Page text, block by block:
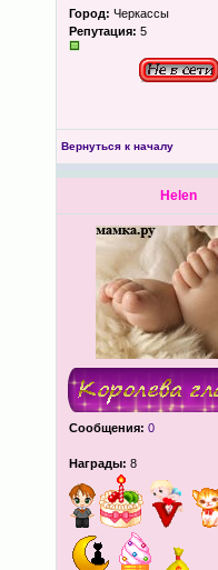
Город: Черкассы
Репутация: 5
Вернуться к началу
Helen
Сообщения: 0
Награды: 8